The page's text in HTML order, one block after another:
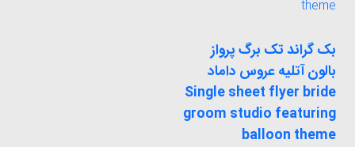
بک گراند تک برگ پرواز
بالون آتلیه عروس داماد
Single sheet flyer bride
groom studio featuring
balloon theme